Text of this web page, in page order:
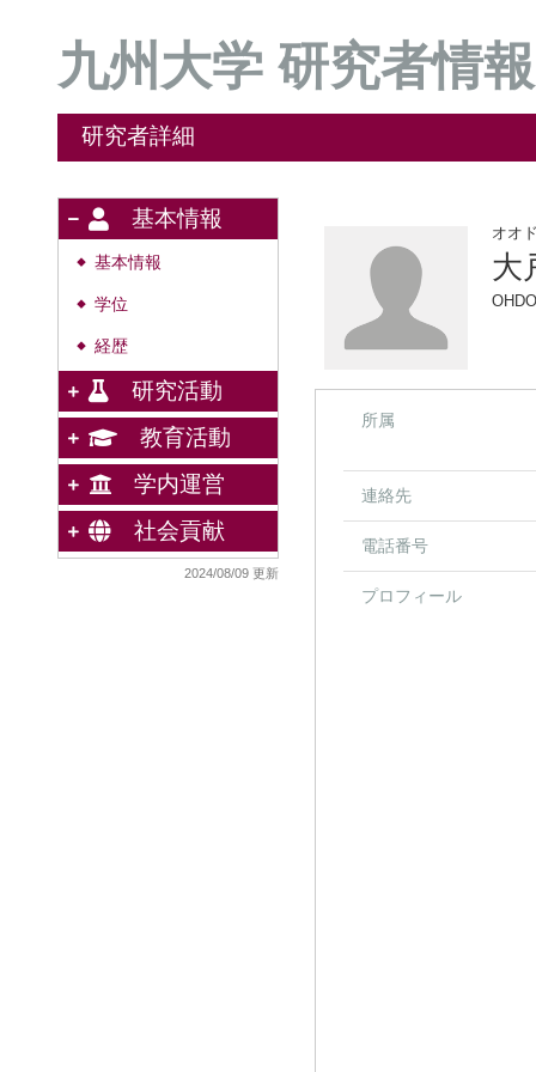
九州大学 研究者情報
研究者詳細
基本情報
◆ 基本情報
◆ 学位
◆ 経歴
研究活動
教育活動
学内運営
社会貢献
2024/08/09 更新
オオ
大
所属
連絡先
電話番号
プロフィール